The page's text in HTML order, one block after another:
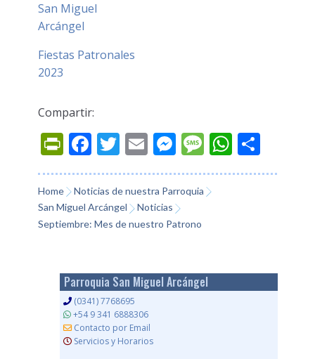
San Miguel
Arcángel
Fiestas Patronales
2023
Compartir:
Prin
endl
y
Fac
ok
Twi
Ema
Mes
ger
Mes
e
Wh
Home
Noticias de nuestra Parroquia
San Miguel Arcángel
Noticias
Septiembre: Mes de nuestro Patrono
Parroquia San Miguel Arcángel
(0341) 7768695
+54 9 341 6888306
Contacto por Email
Servicios y Horarios